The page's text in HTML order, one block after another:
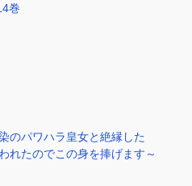
巻
のパワハラ皇女と絶縁した
れたのでこの身を捧げます～